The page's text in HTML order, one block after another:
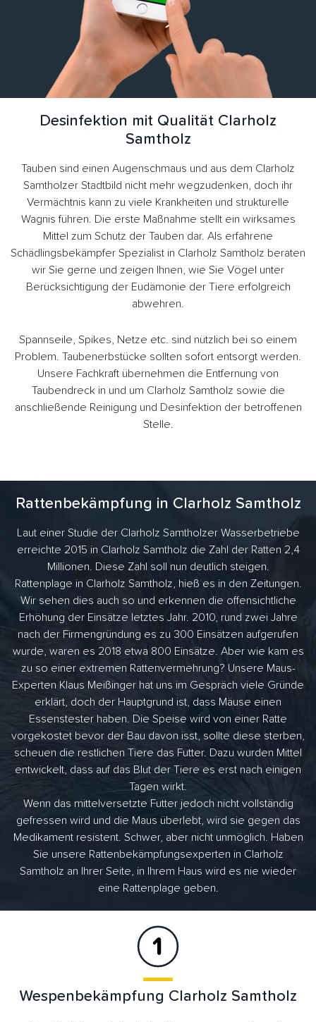
Desinfektion mit Qualität Clarholz
Samtholz
Tauben sind einen Augenschmaus und aus dem Clarholz
Samtholzer Stadtbild nicht mehr wegzudenken, doch ihr
Vermächtnis kann zu viele Krankheiten und strukturelle
Wagnis führen. Die erste Maßnahme stellt ein wirksames
Mittel zum Schutz der Tauben dar. Als erfahrene
Schädlingsbekämpfer Spezialist in Clarholz Samtholz beraten
wir Sie gerne und zeigen Ihnen, wie Sie Vögel unter
Berücksichtigung der Eudämonie der Tiere erfolgreich
abwehren.
Spannseile, Spikes, Netze etc. sind nützlich bei so einem
Problem. Taubenerbstücke sollten sofort entsorgt werden.
Unsere Fachkraft übernehmen die Entfernung von
Taubendreck in und um Clarholz Samtholz sowie die
anschließende Reinigung und Desinfektion der betroffenen
Stelle.
Rattenbekämpfung in Clarholz Samtholz
Laut einer Studie der Clarholz Samtholzer Wasserbetriebe
erreichte 2015 in Clarholz Samtholz die Zahl der Ratten 2,4
Millionen. Diese Zahl soll nun deutlich steigen.
Rattenplage in Clarholz Samtholz, hieß es in den Zeitungen.
Wir sehen dies auch so und erkennen die offensichtliche
Erhöhung der Einsätze letztes Jahr. 2010, rund zwei Jahre
nach der Firmengründung es zu 300 Einsätzen aufgerufen
wurde, waren es 2018 etwa 800 Einsätze. Aber wie kam es
zu so einer extremen Rattenvermehrung? Unsere Maus-
Experten Klaus Meißinger hat uns im Gespräch viele Gründe
erklärt, doch der Hauptgrund ist, dass Mäuse einen
Essenstester haben. Die Speise wird von einer Ratte
vorgekostet bevor der Bau davon isst, sollte diese sterben,
scheuen die restlichen Tiere das Futter. Dazu wurden Mittel
entwickelt, dass auf das Blut der Tiere es erst nach einigen
Tagen wirkt.
Wenn das mittelversetzte Futter jedoch nicht vollständig
gefressen wird und die Maus überlebt, wird sie gegen das
Medikament resistent. Schwer, aber nicht unmöglich. Haben
Sie unsere Rattenbekämpfungsexperten in Clarholz
Samtholz an Ihrer Seite, in Ihrem Haus wird es nie wieder
eine Rattenplage geben.
Wespenbekämpfung Clarholz Samtholz